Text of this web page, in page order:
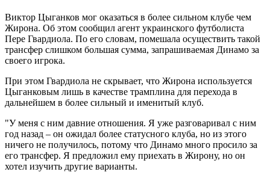
Виктор Цыганков мог оказаться в более сильном клубе чем
Жирона. Об этом сообщил агент украинского футболиста
Пере Гвардиола. По его словам, помешала осуществить такой
трансфер слишком большая сумма, запрашиваемая Динамо за
своего игрока.
При этом Гвардиола не скрывает, что Жирона используется
Цыганковым лишь в качестве трамплина для перехода в
дальнейшем в более сильный и именитый клуб.
"У меня с ним давние отношения. Я уже разговаривал с ним
год назад – он ожидал более статусного клуба, но из этого
ничего не получилось, потому что Динамо много просило за
его трансфер. Я предложил ему приехать в Жирону, но он
хотел изучить другие варианты.